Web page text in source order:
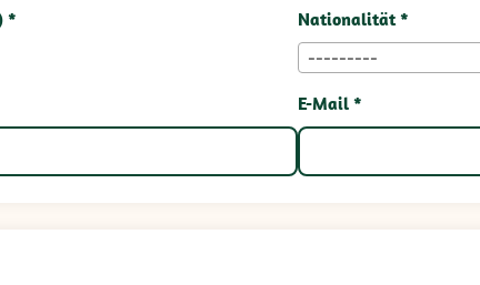
* Nationalität *
---------
E-Mail *